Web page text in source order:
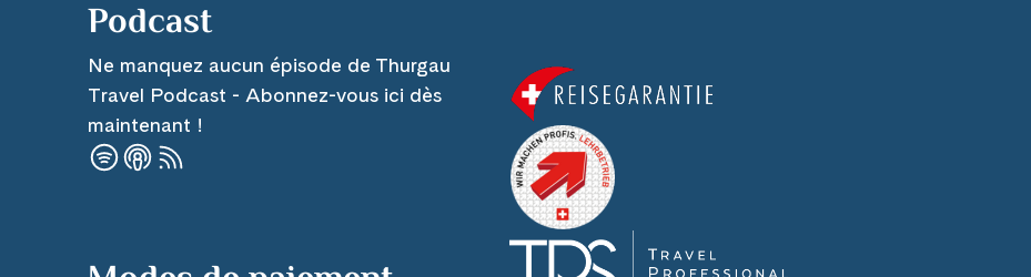
Podcast
Ne manquez aucun épisode de Thurgau
Travel Podcast - Abonnez-vous ici dès
maintenant !